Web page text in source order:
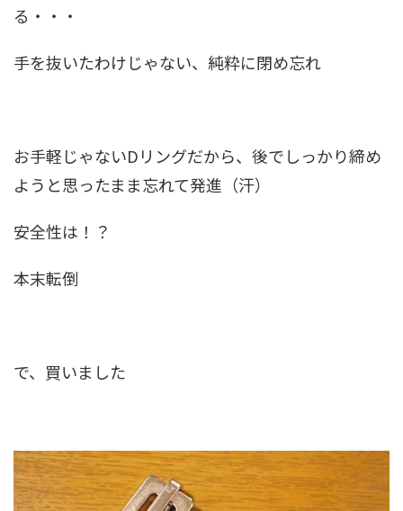
る・・・
手を抜いたわけじゃない、純粋に閉め忘れ
お手軽じゃないDリングだから、後でしっかり締め
ようと思ったまま忘れて発進（汗）
安全性は！？
本末転倒
で、買いました